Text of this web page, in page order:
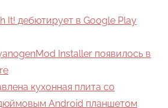
It! дебютирует в Google Play
Installer появилось в
кухонная плита со
Android планшетом